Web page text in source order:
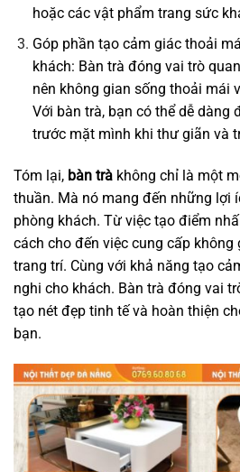
hoặc các vật phẩm trang sức
Góp phần tạo cảm giác thoải
khách: Bàn trà đóng vai trò
nên không gian sống thoải mái
Với bàn trà, bạn có thể dễ dàng
trước mặt mình khi thư giãn và
Tóm lại, bàn trà không chỉ là một
thuần. Mà nó mang đến những lợi
phòng khách. Từ việc tạo điểm
cách cho đến việc cung cấp
trang trí. Cùng với khả năng tạo
nghi cho khách. Bàn trà đóng vai
tạo nét đẹp tinh tế và hoàn thiện
bạn.